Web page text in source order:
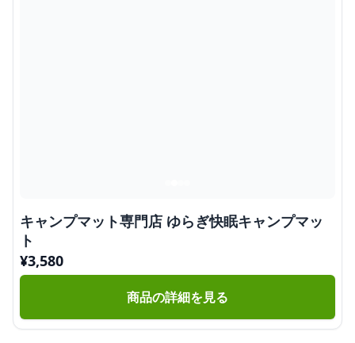
キャンプマット専門店 ゆらぎ快眠キャンプマッ
ト
¥3,580
商品の詳細を見る